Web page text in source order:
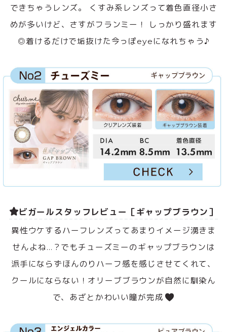
できちゃうレンズ。 くすみ系レンズって着色直径小さ
めが多いけど、さすがフランミー！ しっかり盛れます
◎着けるだけで垢抜けた今っぽeyeになれちゃう♪
ビガールスタッフレビュー［ギャップブラウン］
異性ウケするハーフレンズってあまりイメージ湧きま
せんよね…？でもチューズミーのギャップブラウンは
派手にならずほんのりハーフ感を感じさせてくれて、
クールにならない！オリーブブラウンが自然に馴染ん
で、あざとかわいい瞳が完成